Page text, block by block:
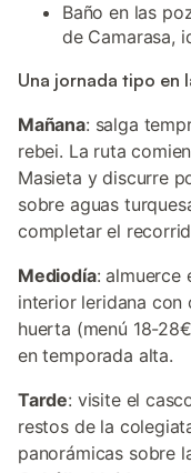
Baño en las
de Camarasa,
Una jornada tipo en
Mañana: salga
rebei. La ruta
Masieta y discurre
sobre aguas
completar el
Mediodía: almuerce
interior leridana con
huerta (menú 18-
en temporada alta.
Tarde: visite el
restos de la
panorámicas sobre